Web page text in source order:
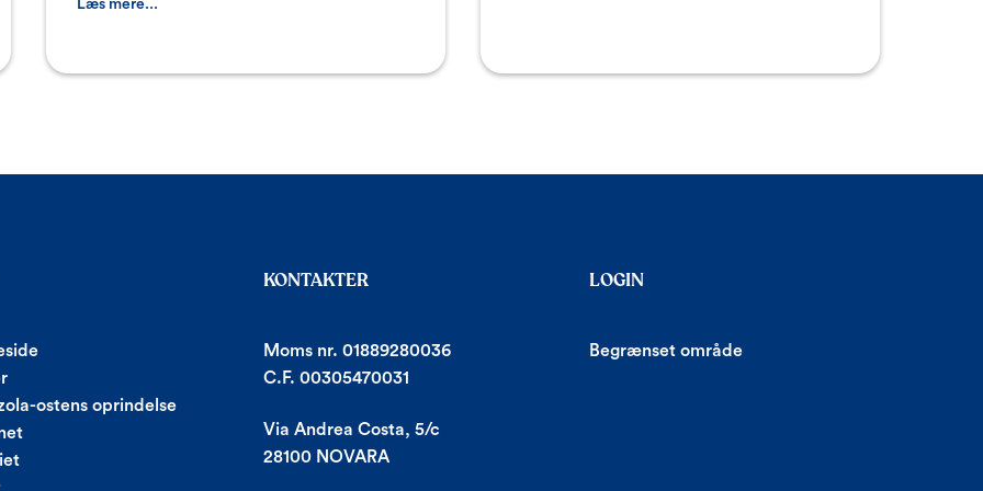
promoverin
Læs mere...
ostens oprindelse
KONTAKTER
Moms nr. 01889280036
C.F. 00305470031
Via Andrea Costa, 5/c
28100 NOVARA
LOGIN
Begrænset område